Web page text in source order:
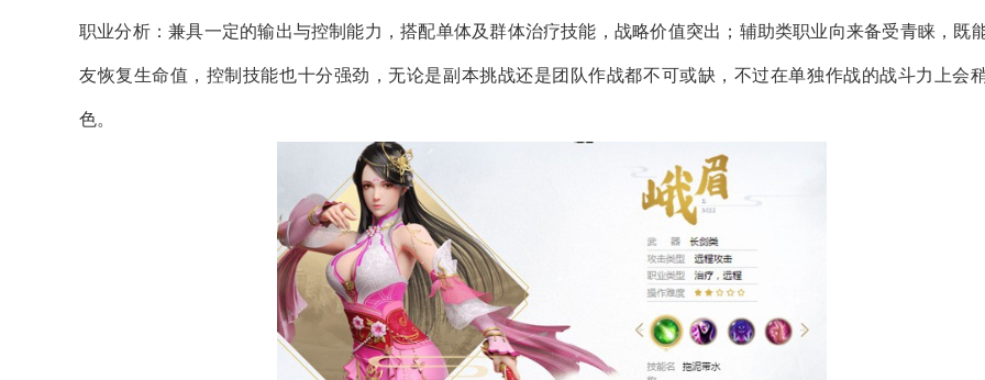
职业分析：兼具一定的输出与控制能力，搭配单体及群体治疗技能，战略价值突出；辅助类职业向来备受青睐，既
友恢复生命值，控制技能也十分强劲，无论是副本挑战还是团队作战都不可或缺，不过在单独作战的战斗力上会
色。